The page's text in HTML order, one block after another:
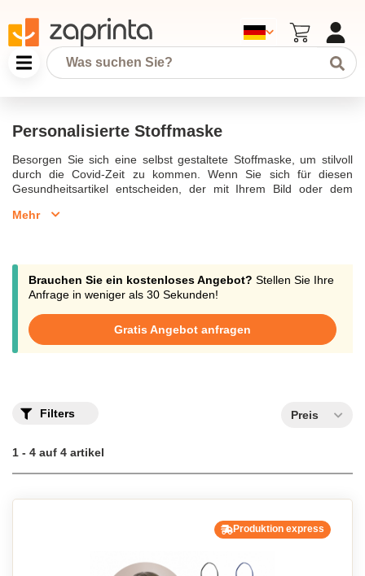
Personalisierte Stoffmaske
Besorgen Sie sich eine selbst gestaltete Stoffmaske, um stilvoll
durch die Covid-Zeit zu kommen. Wenn Sie sich für diesen
Gesundheitsartikel entscheiden, der mit Ihrem Bild oder dem
vollwertiges Modeaccessoire. Er besteht aus mehreren Schichten
wird bedruckt, dann zu Ihnen nach Hause geschickt, und sie wird
all Ihren Erwartungen gerecht. Entdecken Sie unser Sortiment an
personalisierten Produkten gegen das Coronavirus. Bestellen Sie
mitteilen. Wir werden so schnell wie möglich darauf reagieren.
Personalisierte Stoffmaske
Mehr
Brauchen Sie ein kostenloses Angebot? Stellen Sie Ihre
Anfrage in weniger als 30 Sekunden!
Gratis Angebot anfragen
Filters Preis
1 - 4 auf 4 artikel
Produktion express